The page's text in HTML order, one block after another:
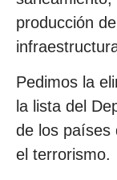
producción
Pedimos la
la lista del
de los países
el terrorismo.